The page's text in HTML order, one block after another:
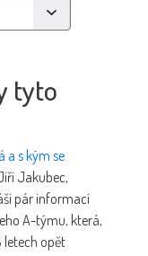
tyto
a s kým se
Jakubec,
pár informací
A-týmu, která,
letech opět